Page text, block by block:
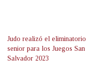
Judo realizó el eliminatorio
senior para los Juegos San
Salvador 2023